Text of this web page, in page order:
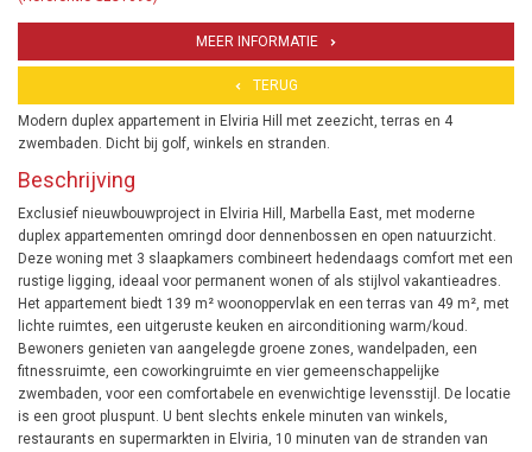
MEER INFORMATIE
TERUG
Modern duplex appartement in Elviria Hill met zeezicht, terras en 4
zwembaden. Dicht bij golf, winkels en stranden.
Beschrijving
Exclusief nieuwbouwproject in Elviria Hill, Marbella East, met moderne
duplex appartementen omringd door dennenbossen en open natuurzicht.
Deze woning met 3 slaapkamers combineert hedendaags comfort met een
rustige ligging, ideaal voor permanent wonen of als stijlvol vakantieadres.
Het appartement biedt 139 m² woonoppervlak en een terras van 49 m², met
lichte ruimtes, een uitgeruste keuken en airconditioning warm/koud.
Bewoners genieten van aangelegde groene zones, wandelpaden, een
fitnessruimte, een coworkingruimte en vier gemeenschappelijke
zwembaden, voor een comfortabele en evenwichtige levensstijl. De locatie
is een groot pluspunt. U bent slechts enkele minuten van winkels,
restaurants en supermarkten in Elviria, 10 minuten van de stranden van